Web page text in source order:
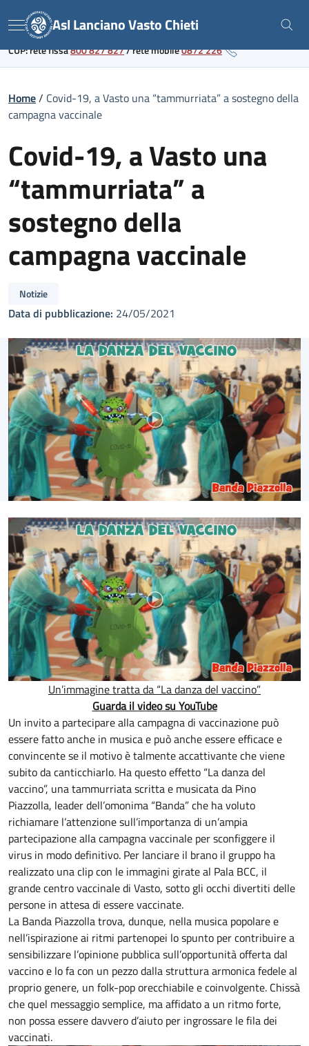
to
content
Link al portale sanitario regionale
Menu Asl Lanciano Vasto Chieti
CUP: rete fissa800 827 827/rete mobile0872 226
Home/ Covid-19, a Vasto una “tammurriata” a sostegno della
campagna vaccinale
Covid-19, a Vasto una
“tammurriata” a
sostegno della
campagna vaccinale
Notizie
Data di pubblicazione: 24/05/2021
Un’immagine tratta da “La danza del vaccino”
Guarda il video su YouTube
Un invito a partecipare alla campagna di vaccinazione può
essere fatto anche in musica e può anche essere efficace e
convincente se il motivo è talmente accattivante che viene
subito da canticchiarlo. Ha questo effetto “La danza del
vaccino”, una tammurriata scritta e musicata da Pino
Piazzolla, leader dell’omonima “Banda” che ha voluto
richiamare l’attenzione sull’importanza di un’ampia
partecipazione alla campagna vaccinale per sconfiggere il
virus in modo definitivo. Per lanciare il brano il gruppo ha
realizzato una clip con le immagini girate al Pala BCC, il
grande centro vaccinale di Vasto, sotto gli occhi divertiti delle
persone in attesa di essere vaccinate.
La Banda Piazzolla trova, dunque, nella musica popolare e
nell’ispirazione ai ritmi partenopei lo spunto per contribuire a
sensibilizzare l’opinione pubblica sull’opportunità offerta dal
vaccino e lo fa con un pezzo dalla struttura armonica fedele al
proprio genere, un folk-pop orecchiabile e coinvolgente. Chissà
che quel messaggio semplice, ma affidato a un ritmo forte,
non possa essere davvero d’aiuto per ingrossare le fila dei
vaccinati.